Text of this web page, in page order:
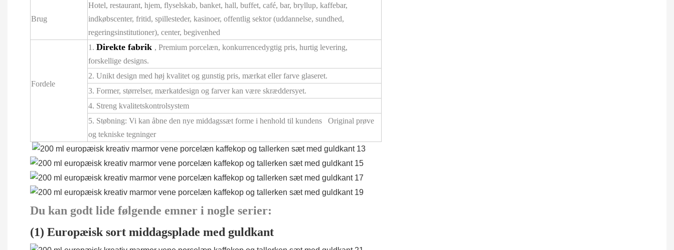
Brug
Hotel, restaurant, hjem, flyselskab, banket, hall, buffet, café, bar, bryllup, kaffebar,
indkøbscenter, fritid, spillesteder, kasinoer, offentlig sektor (uddannelse, sundhed,
regeringsinstitutioner), center, begivenhed
Fordele
1. Direkte fabrik , Premium porcelæn, konkurrencedygtig pris, hurtig levering,
forskellige designs.
2. Unikt design med høj kvalitet og gunstig pris, mærkat eller farve glaseret.
3. Former, størrelser, mærkatdesign og farver kan være skræddersyet.
4. Streng kvalitetskontrolsystem
5. Støbning: Vi kan åbne den nye middagssæt forme i henhold til kundens Original prøve
og tekniske tegninger
Du kan godt lide følgende emner i nogle serier:
(1) Europæisk sort middagsplade med guldkant